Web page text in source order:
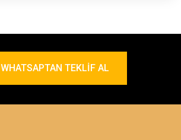
WHATSAPTAN TEKLIF AL